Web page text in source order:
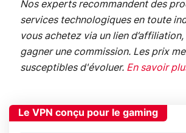
Nos experts recommandent des
services technologiques en toute
vous achetez via un lien
gagner une commission. Les prix
susceptibles d'évoluer. En savoir
Le VPN conçu pour le gaming